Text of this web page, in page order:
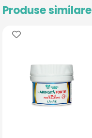
Produse similare